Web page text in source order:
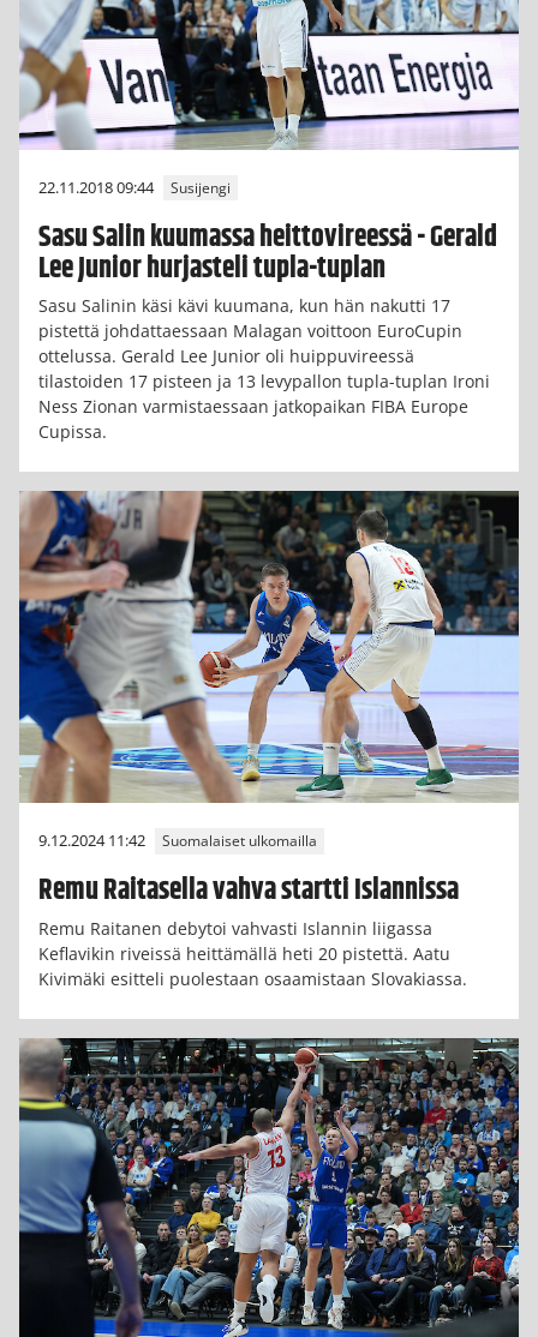
22.11.2018 09:44 Susijengi
Sasu Salin kuumassa heittovireessä - Gerald
Lee Junior hurjasteli tupla-tuplan
Sasu Salinin käsi kävi kuumana, kun hän nakutti 17
pistettä johdattaessaan Malagan voittoon EuroCupin
ottelussa. Gerald Lee Junior oli huippuvireessä
tilastoiden 17 pisteen ja 13 levypallon tupla-tuplan Ironi
Ness Zionan varmistaessaan jatkopaikan FIBA Europe
Cupissa.
9.12.2024 11:42 Suomalaiset ulkomailla
Remu Raitasella vahva startti Islannissa
Remu Raitanen debytoi vahvasti Islannin liigassa
Keflavikin riveissä heittämällä heti 20 pistettä. Aatu
Kivimäki esitteli puolestaan osaamistaan Slovakiassa.